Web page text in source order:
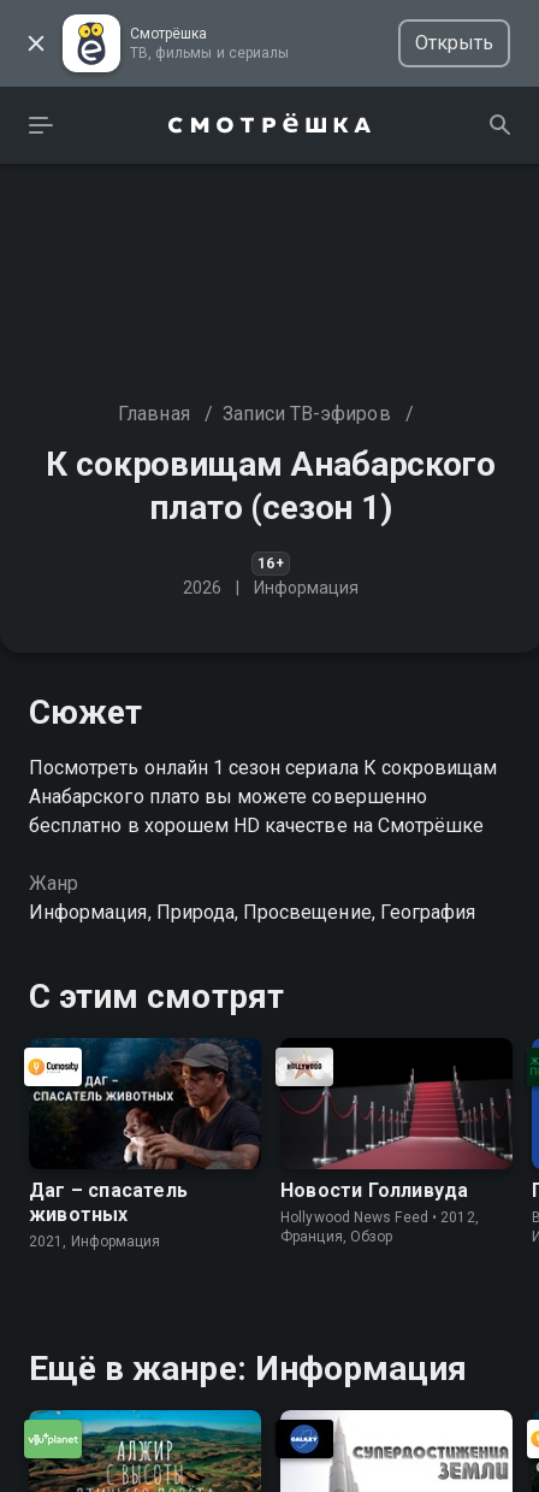
Смотрёшка
ТВ, фильмы и сериалы
Открыть
Главная / Записи ТВ-эфиров /
К сокровищам Анабарского
плато (сезон 1)
16+
2026 Информация
Сюжет
Посмотреть онлайн 1 сезон сериала К сокровищам
Анабарского плато вы можете совершенно
бесплатно в хорошем HD качестве на Смотрёшке
Жанр
Информация, Природа, Просвещение, География
С этим смотрят
Даг – спасатель
животных
2021, Информация
Новости Голливуда
Hollywood News Feed • 2012,
Франция, Обзор
Ещё в жанре: Информация